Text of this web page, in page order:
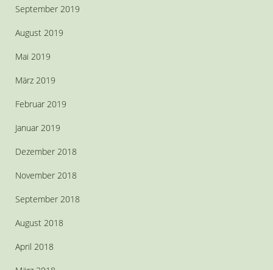
September 2019
August 2019
Mai 2019
März 2019
Februar 2019
Januar 2019
Dezember 2018
November 2018
September 2018
August 2018
April 2018